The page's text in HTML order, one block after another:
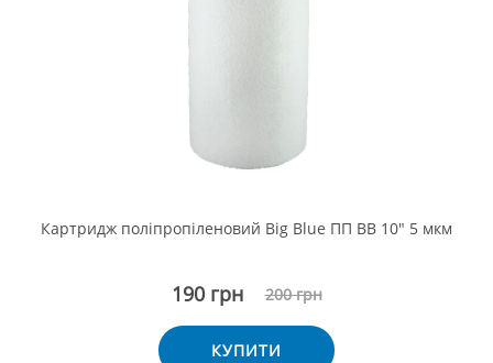
Картридж поліпропіленовий Big Blue ПП ВВ 10" 5 мкм
190 грн 200 грн
КУПИТИ